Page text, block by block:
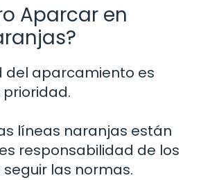
Aparcar en
del aparcamiento es
líneas naranjas están
responsabilidad de los
las normas.